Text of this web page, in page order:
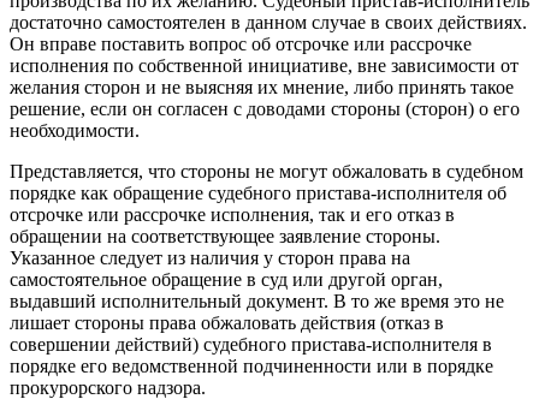
достаточно самостоятелен в данном случае в своих действиях.
Он вправе поставить вопрос об отсрочке или рассрочке
исполнения по собственной инициативе, вне зависимости от
желания сторон и не выясняя их мнение, либо принять такое
решение, если он согласен с доводами стороны (сторон) о его
необходимости.
Представляется, что стороны не могут обжаловать в судебном
порядке как обращение судебного пристава-исполнителя об
отсрочке или рассрочке исполнения, так и его отказ в
обращении на соответствующее заявление стороны.
Указанное следует из наличия у сторон права на
самостоятельное обращение в суд или другой орган,
выдавший исполнительный документ. В то же время это не
лишает стороны права обжаловать действия (отказ в
совершении действий) судебного пристава-исполнителя в
порядке его ведомственной подчиненности или в порядке
прокурорского надзора.